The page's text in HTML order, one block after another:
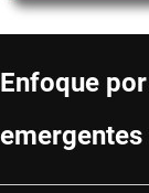
Enfoque
emergentes